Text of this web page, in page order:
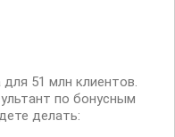
51 млн клиентов.
по бонусным
делать: